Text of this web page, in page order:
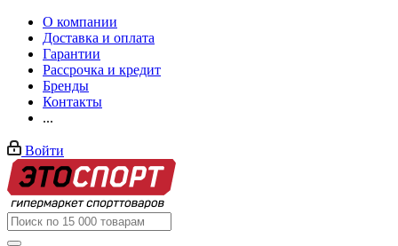
О компании
Доставка и оплата
Гарантии
Рассрочка и кредит
Бренды
Контакты
...
Войти